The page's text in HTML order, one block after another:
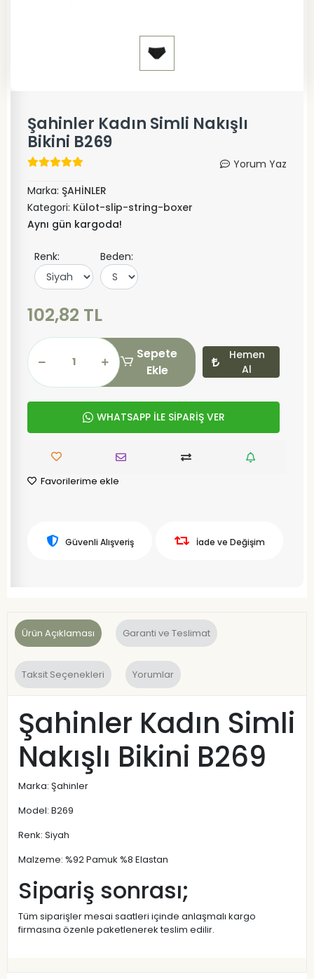
Şahinler Kadın Simli Nakışlı
Bikini B269
Yorum Yaz
Marka: ŞAHİNLER
Kategori: Külot-slip-string-boxer
Aynı gün kargoda!
Renk: Beden:
102,82 TL
Sepete
Ekle
Hemen
Al
WHATSAPP İLE SİPARİŞ VER
Favorilerime ekle
Güvenli Alışveriş İade ve Değişim
Ürün Açıklaması Garanti ve Teslimat
Taksit Seçenekleri Yorumlar
Şahinler Kadın Simli
Nakışlı Bikini B269
Marka: Şahinler
Model: B269
Renk: Siyah
Malzeme: %92 Pamuk %8 Elastan
Sipariş sonrası;
Tüm siparişler mesai saatleri içinde anlaşmalı kargo
firmasına özenle paketlenerek teslim edilir.